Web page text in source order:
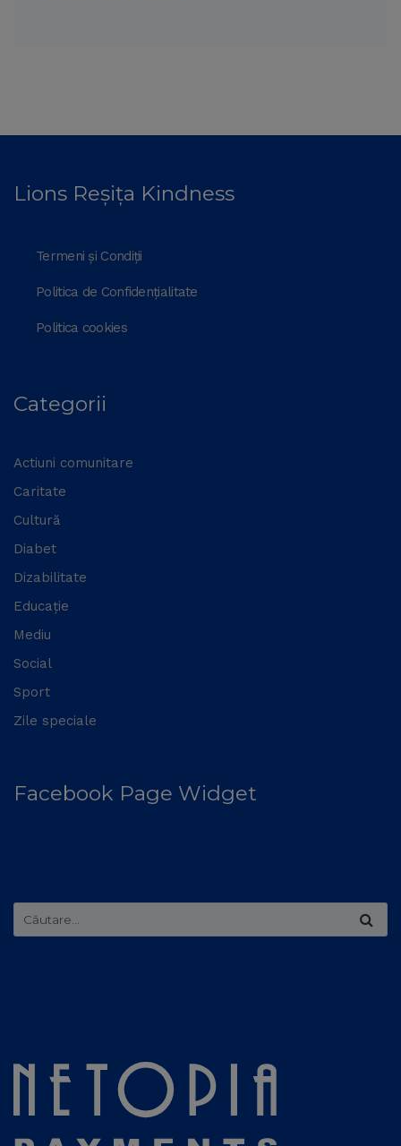
Lions Reșița Kindness
Termeni și Condiții
Politica de Confidențialitate
Politica cookies
Categorii
Actiuni comunitare
Caritate
Cultură
Diabet
Dizabilitate
Educație
Mediu
Social
Sport
Zile speciale
Facebook Page Widget